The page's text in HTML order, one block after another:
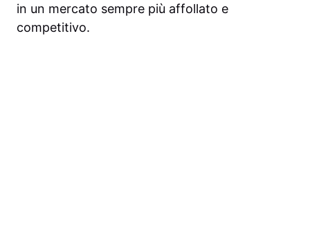
in un mercato sempre più affollato e
competitivo.